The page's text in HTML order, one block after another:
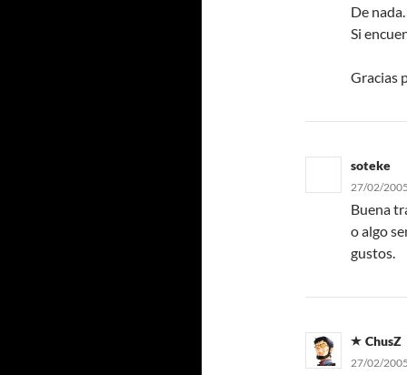
De nada.
Si
Gracias
soteke
27/02/
Buena
o algo
gustos.
ChusZ
27/02/